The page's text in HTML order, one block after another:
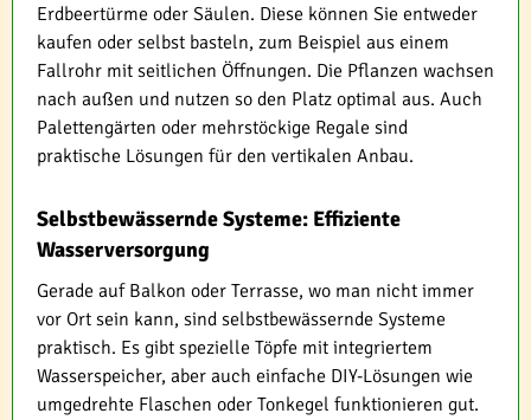
Erdbeertürme oder Säulen. Diese können Sie entweder
kaufen oder selbst basteln, zum Beispiel aus einem
Fallrohr mit seitlichen Öffnungen. Die Pflanzen wachsen
nach außen und nutzen so den Platz optimal aus. Auch
Palettengärten oder mehrstöckige Regale sind
praktische Lösungen für den vertikalen Anbau.
Selbstbewässernde Systeme: Effiziente
Wasserversorgung
Gerade auf Balkon oder Terrasse, wo man nicht immer
vor Ort sein kann, sind selbstbewässernde Systeme
praktisch. Es gibt spezielle Töpfe mit integriertem
Wasserspeicher, aber auch einfache DIY-Lösungen wie
umgedrehte Flaschen oder Tonkegel funktionieren gut.